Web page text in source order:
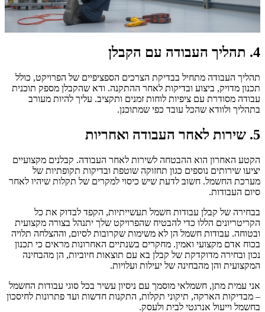
4. תהליך העבודה עם הקבלן
תהליך העבודה מתחיל בבדיקת הצרכים הספציפיים של הפרויקט, כולל
תכנון מדויק, ביצוע ובדיקות לאחר ההתקנה. ודא שהקבלן מספק תוכנית
עבודה מסודרת עם ציפיות לוחות זמנים ותקציב. עליך להיות מעורב
בתהליך ולוודא שהכל עובד כפי שמתוכנן.
5. שירות לאחר העבודה ואחריות
הקטע האחרון הוא ההבטחה לשירות לאחר העבודה. קבלנים מקצועיים
יציעו שירותים נוספים כגון תחזוקה שוטפת ובדיקות תקופתיות של
מערכת החשמל. חשוב לדעת שיש כיסוי למקרים של תקלות שיהיו לאחר
סיום העבודות.
בבחירה של קבלן עבודות חשמל תעשייתיות, הקפד לבדוק את כל
הקריטריונים הללו כדי להבטיח שהפרויקט שלך יתנהל בצורה מקצועית
ובטוחה. עבודות חשמל הן לא משימות שקרובות לסיום, וההצלחה תלויה
בכוח אדם מקצועי ואמין. מחקרים בשנתיים האחרונות מראים כי תכנון
נכון ובחירה מדוקדקת של קבלן בא עם תוצאות חיוביות, הן מהבחינה
המקצועית והן מהבחינה של יעילות ועלויות.
אני עמית מתן, חשמלאי מוסמך עם ניסיון עשיר בכל סוגי עבודות החשמל
– מבדיקות הארקה, תיקוני תקלות, התקנות חדשות ועד פתרונות לחיסכון
בחשמל וייעול אנרגטי לבית ולעסק.